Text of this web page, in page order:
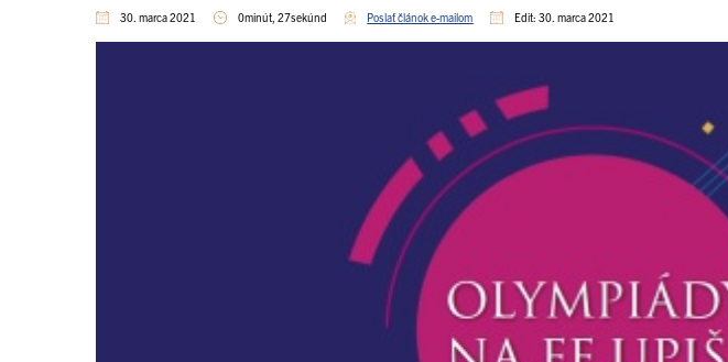
30. marca 2021 0minút, 27sekúnd Poslať článok e-mailom Edit: 30. marca 2021